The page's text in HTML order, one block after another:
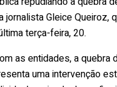
jornalista Gleice Queiroz,
terça-feira, 20.
as entidades, a quebra
uma intervenção